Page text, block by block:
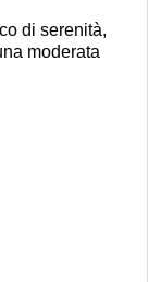
di serenità,
moderata